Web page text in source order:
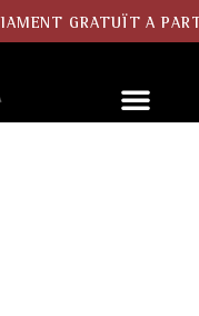
GRATUÏT A